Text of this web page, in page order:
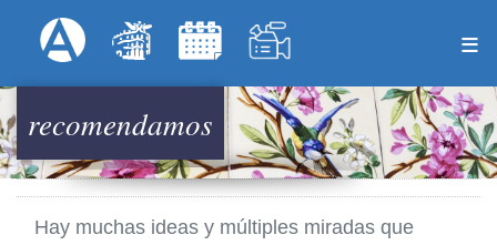
to
content
Menú Superior
recomendamos
Hay muchas ideas y múltiples miradas que